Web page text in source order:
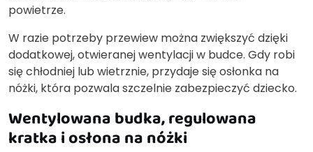
powietrze.
W razie potrzeby przewiew można zwiększyć dzięki
dodatkowej, otwieranej wentylacji w budce. Gdy robi
się chłodniej lub wietrznie, przydaje się osłonka na
nóżki, która pozwala szczelnie zabezpieczyć dziecko.
Wentylowana budka, regulowana
kratka i osłona na nóżki